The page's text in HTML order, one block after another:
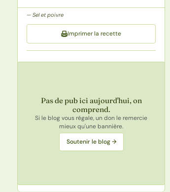
Sel et poivre
Imprimer la recette
Pas de pub ici aujourd'hui, on
comprend.
Si le blog vous régale, un don le remercie
mieux qu'une bannière.
Soutenir le blog →